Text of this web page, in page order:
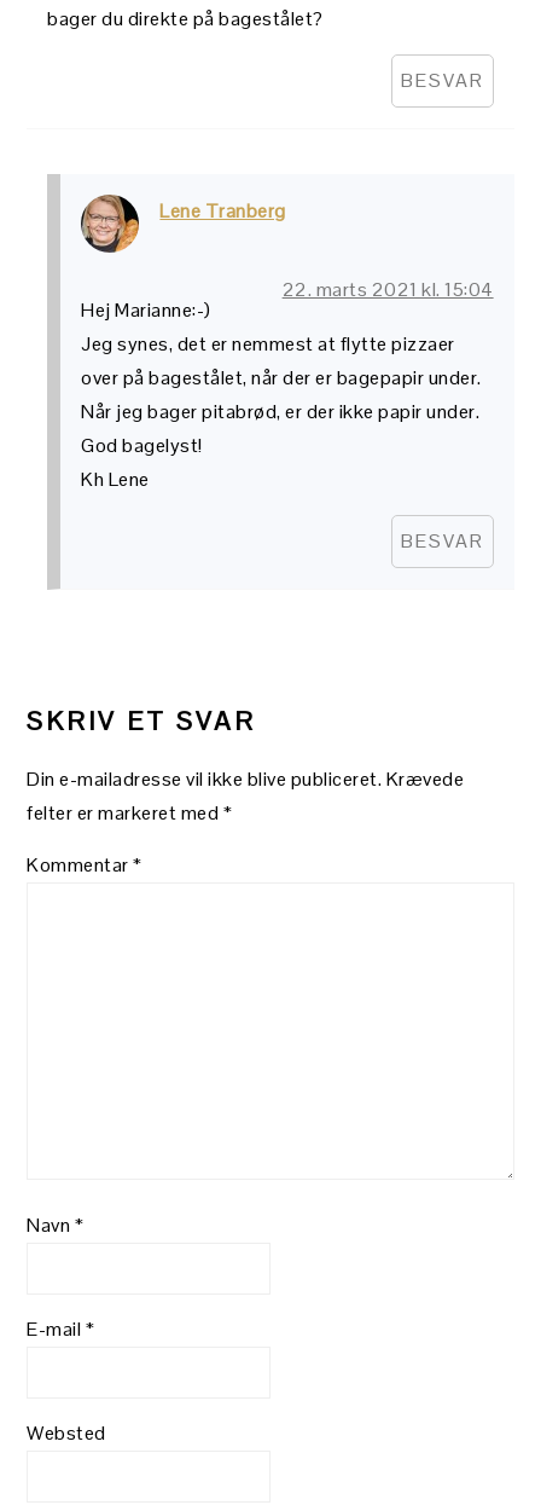
bager du direkte på bagestålet?
BESVAR
Lene Tranberg
22. marts 2021 kl. 15:04
Hej Marianne:-)
Jeg synes, det er nemmest at flytte pizzaer
over på bagestålet, når der er bagepapir under.
Når jeg bager pitabrød, er der ikke papir under.
God bagelyst!
Kh Lene
BESVAR
SKRIV ET SVAR
Din e-mailadresse vil ikke blive publiceret.Krævede
felter er markeret med *
Kommentar*
Navn *
E-mail*
Websted